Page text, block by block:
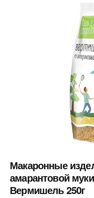
Макаронные
амарантовой
Вермишель 250г